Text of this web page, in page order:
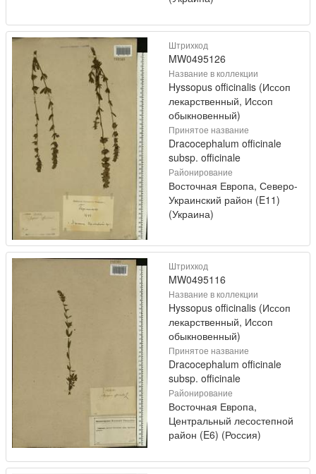
Штрихкод
MW0495126
Название в коллекции
Hyssopus officinalis (Иссоп
лекарственный, Иссоп
обыкновенный)
Принятое название
Dracocephalum officinale
subsp. officinale
Районирование
Восточная Европа, Северо-
Украинский район (E11)
(Украина)
Штрихкод
MW0495116
Название в коллекции
Hyssopus officinalis (Иссоп
лекарственный, Иссоп
обыкновенный)
Принятое название
Dracocephalum officinale
subsp. officinale
Районирование
Восточная Европа,
Центральный лесостепной
район (E6) (Россия)